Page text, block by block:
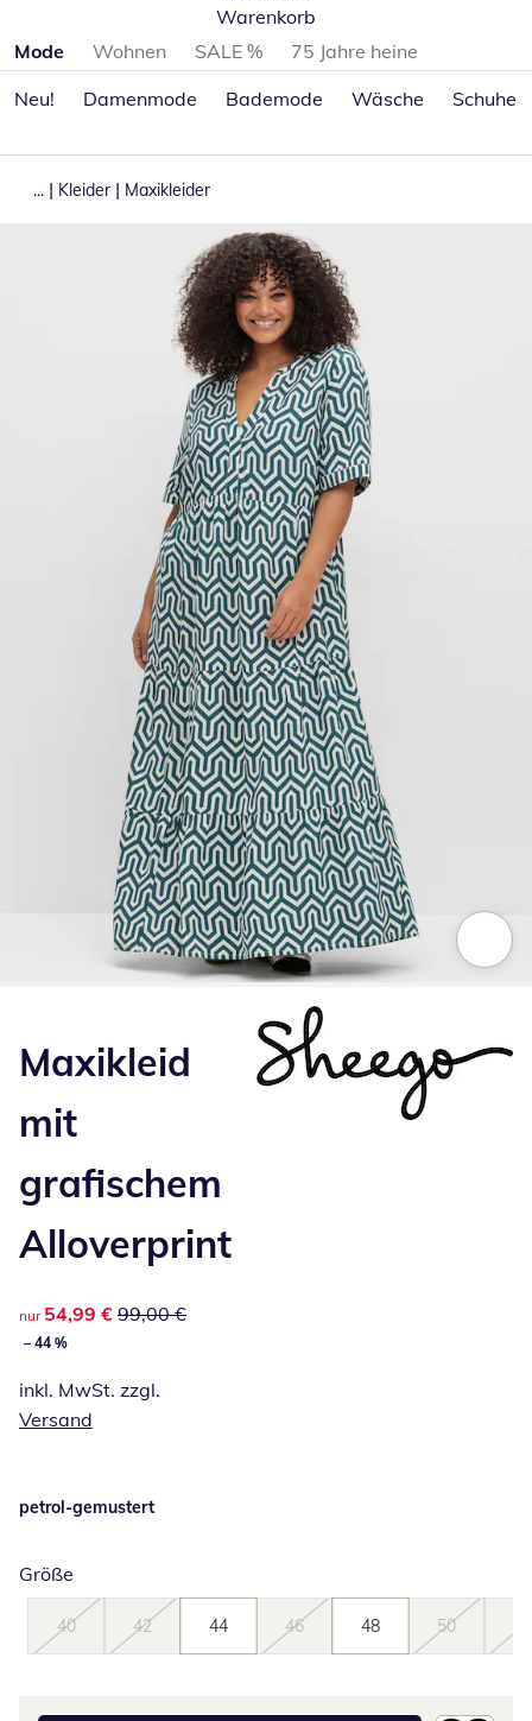
Warenkorb
Produktkategorien überspringen
Mode Wohnen SALE %
75 Jahre heine
Neu!
Damenmode Bademode Wäsche Schuhe
... | Kleider | Maxikleider
Maxikleid
mit
grafischem
Alloverprint
reduzierter Preis 54,99 €, vorheriger Preis: 99,00 €
nur 54,99 € 99,00 €
– 44 %
inkl. MwSt. zzgl.
Versand
petrol-gemustert
Größe
40 42 44 46 48 50